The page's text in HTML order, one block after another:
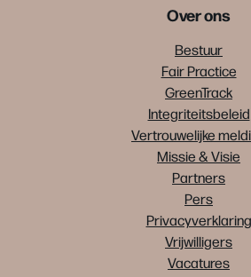
Over ons
Bestuur
Fair Practice
GreenTrack
Integriteitsbeleid
Vertrouwelijke
Missie & Visie
Partners
Pers
Privacyverklaring
Vrijwilligers
Vacatures